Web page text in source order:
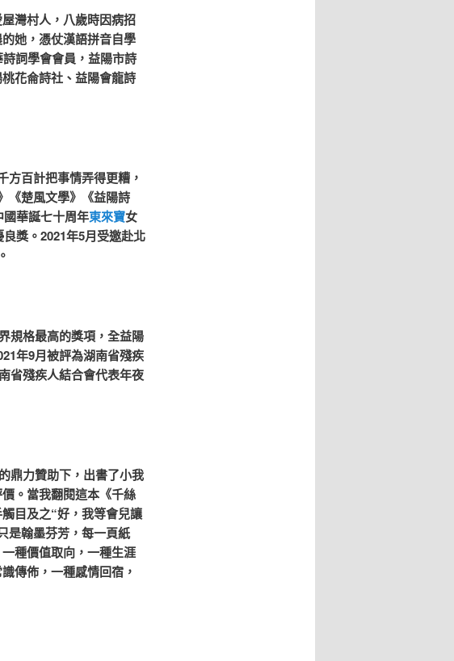
灣村人，八歲時因病招
她，憑仗漢語拼音自學
詞學會會員，益陽市詩
花侖詩社、益陽會龍詩
百計把事情弄得更糟，
《楚風文學》《益陽詩
華誕七十周年東來寶女
獎。2021年5月受邀赴北
規格最高的獎項，全益陽
年9月被評為湖南省殘疾
省殘疾人結合會代表年夜
鼎力贊助下，出書了小我
。當我翻閱這本《千絲
目及之“好，我等會兒讓
是翰墨芬芳，每一頁紙
種價值取向，一種生涯
傳佈，一種感情回宿，